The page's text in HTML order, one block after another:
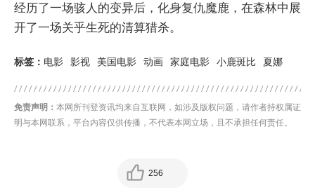
经历了一场骇人的变异后，化身复仇魔鹿，在森林中展
开了一场关乎生死的清算猎杀。
标签： 电影 影视 美国电影 动画 家庭电影 小鹿斑比 夏娜
免责声明： 本网所刊登资讯均来自互联网，如涉及版权问题，请作者持权属证
明与本网联系，平台内容仅供传播，不代表本网立场，且不承担任何责任。
256